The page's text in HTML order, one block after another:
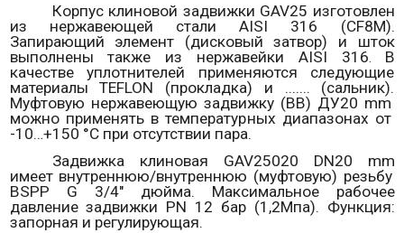
Корпус клиновой задвижки GAV25 изготовлен
из нержавеющей стали AISI 316 (CF8M).
Запирающий элемент (дисковый затвор) и шток
выполнены также из нержавейки AISI 316
В
качестве уплотнителей применяются следующие
материалы TEFLON (прокладка) и ....... (сальник).
Муфтовую нержавеющую задвижку (ВВ) ДУ20 mm
можно применять в температурных диапазонах от
-10…+150 °С при отсутствии пара.
Задвижка клиновая GAV25020 DN20 mm
имеет внутреннюю/внутреннюю (муфтовую) резьбу
BSPP
G 3/4" дюйма. Максимальное рабочее
давление задвижки PN 12 бар (1,2Мпа). Функция:
запорная и регулирующая.